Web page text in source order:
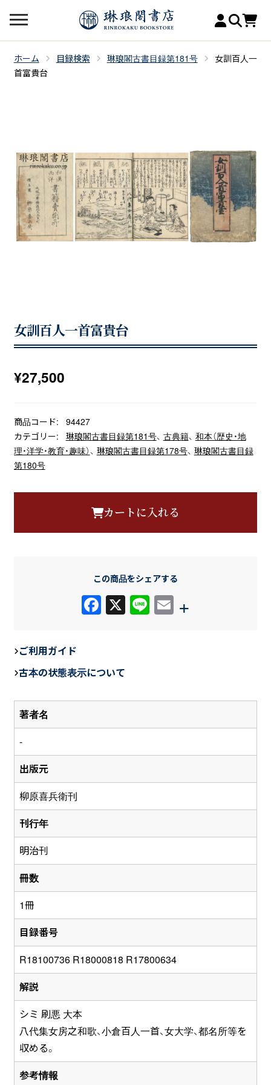
ホーム 目録検索 琳琅閣古書目録第181号
女訓百人一
首富貴台
女訓百人一首富貴台
¥27,500
商品コード:
94427
カテゴリー:
琳琅閣古書目録第181号、 古典籍、 和本（歴史・地
理・洋学・教育・趣味） 、 琳琅閣古書目録第178号、 琳琅閣古書目録
第180号
著者名
-
出版元
柳原喜兵衛刊
刊行年
明治刊
冊数
1冊
目録番号
R18100736 R18000818 R17800634
解説
シミ 刷悪 大本
八代集女房之和歌、小倉百人一首、女大学、都名所等を
収める。
参考情報
カートに入れる
この商品をシェアする
F
e
b
o
o
X Li E
+
ご利用ガイド
古本の状態表示について